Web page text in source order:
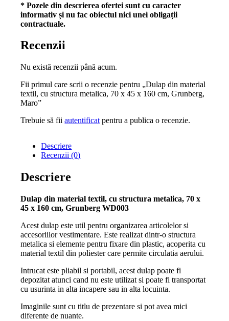
* Pozele din descrierea ofertei sunt cu caracter
informativ și nu fac obiectul nici unei obligații
contractuale.
Recenzii
Nu există recenzii până acum.
Fii primul care scrii o recenzie pentru „Dulap din material
textil, cu structura metalica, 70 x 45 x 160 cm, Grunberg,
Maro”
Trebuie să fiiautentificat pentru a publica o recenzie.
Descriere
Recenzii (0)
Descriere
Dulap din material textil, cu structura metalica, 70 x
45 x 160 cm, Grunberg WD003
Acest dulap este util pentru organizarea articolelor si
accesoriilor vestimentare. Este realizat dintr-o structura
metalica si elemente pentru fixare din plastic, acoperita cu
material textil din poliester care permite circulatia aerului.
Intrucat este pliabil si portabil, acest dulap poate fi
depozitat atunci cand nu este utilizat si poate fi transportat
cu usurinta in alta incapere sau in alta locuinta.
Imaginile sunt cu titlu de prezentare si pot avea mici
diferente de nuante.